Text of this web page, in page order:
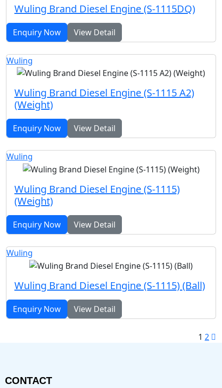
Wuling Brand Diesel Engine (S-1115DQ)
Enquiry Now View Detail
Wuling
Wuling Brand Diesel Engine (S-1115 A2)
(Weight)
Enquiry Now View Detail
Wuling
Wuling Brand Diesel Engine (S-1115)
(Weight)
Enquiry Now View Detail
Wuling
Wuling Brand Diesel Engine (S-1115) (Ball)
Enquiry Now View Detail
1 2
CONTACT